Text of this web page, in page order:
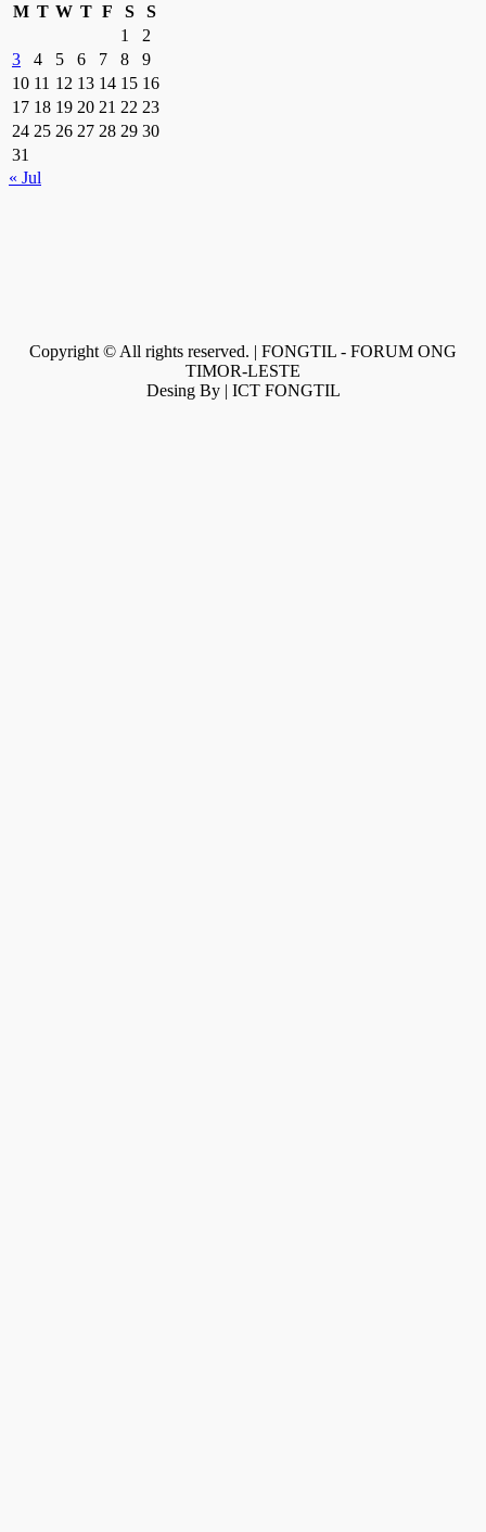
M T W T F S
S
1
2
3
4 5 6 7 8
9
10 11 12 13 14 15 16
17 18 19 20 21 22 23
24 25 26 27 28 29 30
31
« Jul
Copyright © All rights reserved. | FONGTIL - FORUM ONG
TIMOR-LESTE
Desing By | ICT FONGTIL